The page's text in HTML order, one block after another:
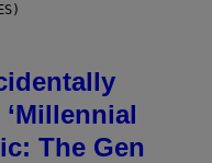
The Gen